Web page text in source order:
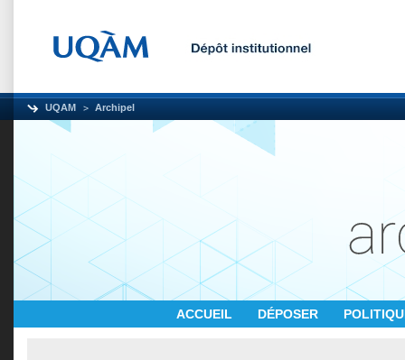
UQAM Archipel
ACCUEIL DÉPOSER